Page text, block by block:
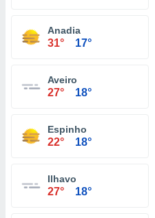
Anadia
31° 17°
Aveiro
27° 18°
Espinho
22° 18°
Ilhavo
27° 18°